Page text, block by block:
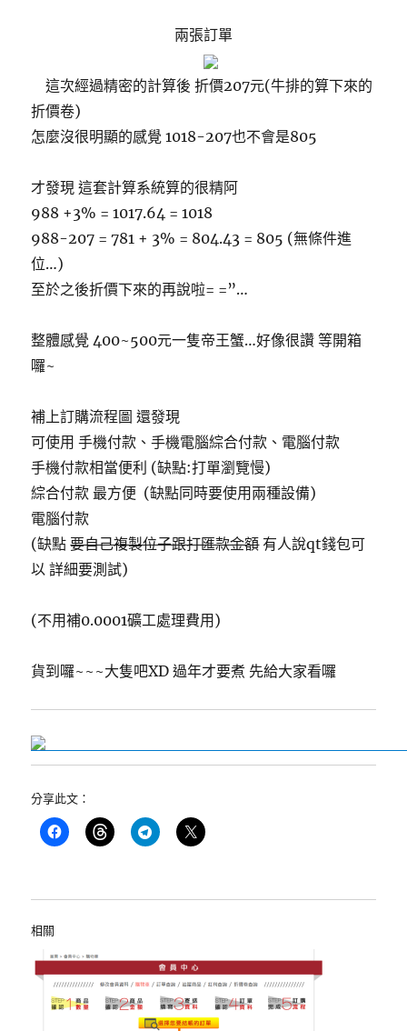
兩張訂單
這次經過精密的計算後 折價207元(牛排的算下來的
折價卷)
怎麼沒很明顯的感覺 1018-207也不會是805
才發現 這套計算系統算的很精阿
988 +3% = 1017.64 = 1018
988-207 = 781 + 3% = 804.43 = 805 (無條件進
位…)
至於之後折價下來的再說啦= =”…
整體感覺 400~500元一隻帝王蟹…好像很讚 等開箱
囉~
補上訂購流程圖 還發現
可使用 手機付款、手機電腦綜合付款、電腦付款
手機付款相當便利 (缺點:打單瀏覽慢)
綜合付款 最方便 (缺點同時要使用兩種設備)
電腦付款
(缺點要自己複製位子跟打匯款金額有人說qt錢包可
以 詳細要測試)
(不用補0.0001礦工處理費用)
貨到囉~~~大隻吧XD 過年才要煮 先給大家看囉
分享此文：
相關